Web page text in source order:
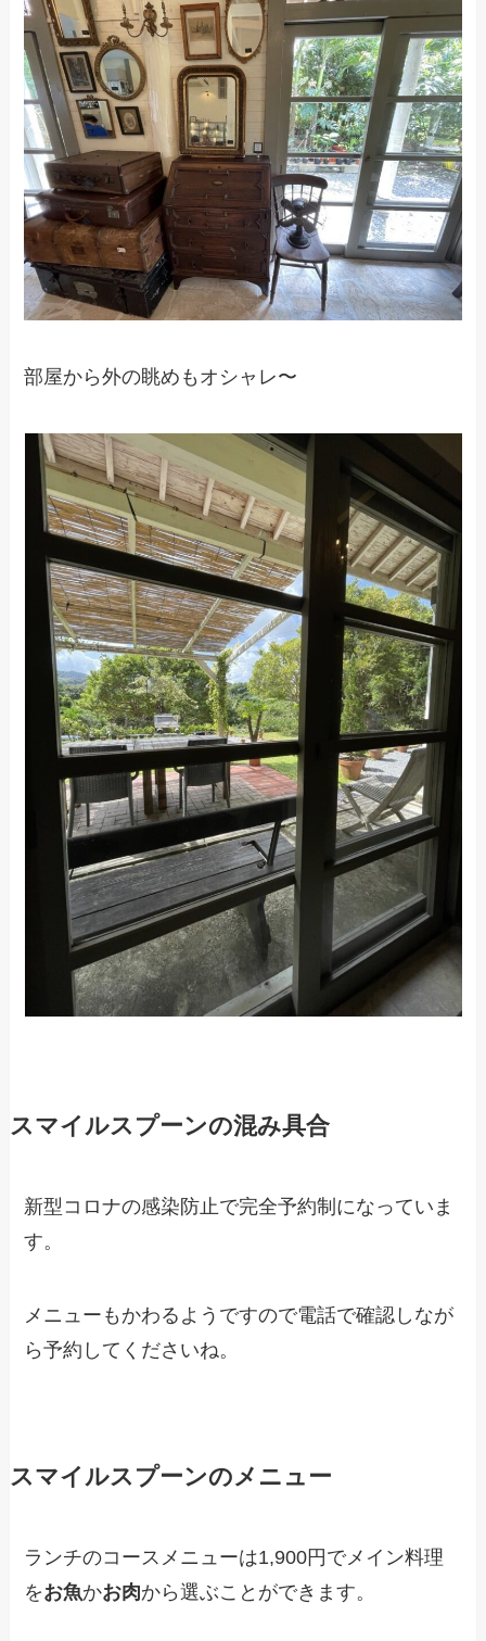
部屋から外の眺めもオシャレ〜
スマイルスプーンの混み具合
新型コロナの感染防止で完全予約制になっていま
す。
メニューもかわるようですので電話で確認しなが
ら予約してくださいね。
スマイルスプーンのメニュー
ランチのコースメニューは1,900円でメイン料理
をお魚かお肉から選ぶことができます。